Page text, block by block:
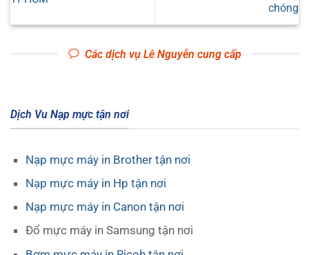
chóng
Các dịch vụ Lê Nguyễn cung cấp
Dịch Vu Nạp mực tận nơi
Nạp mực máy in Brother tận nơi
Nạp mực máy in Hp tận nơi
Nạp mực máy in Canon tận nơi
Đổ mực máy in Samsung tận nơi